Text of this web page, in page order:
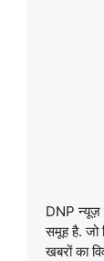
DNP न्यूज़
समूह है. जो
खबरों का